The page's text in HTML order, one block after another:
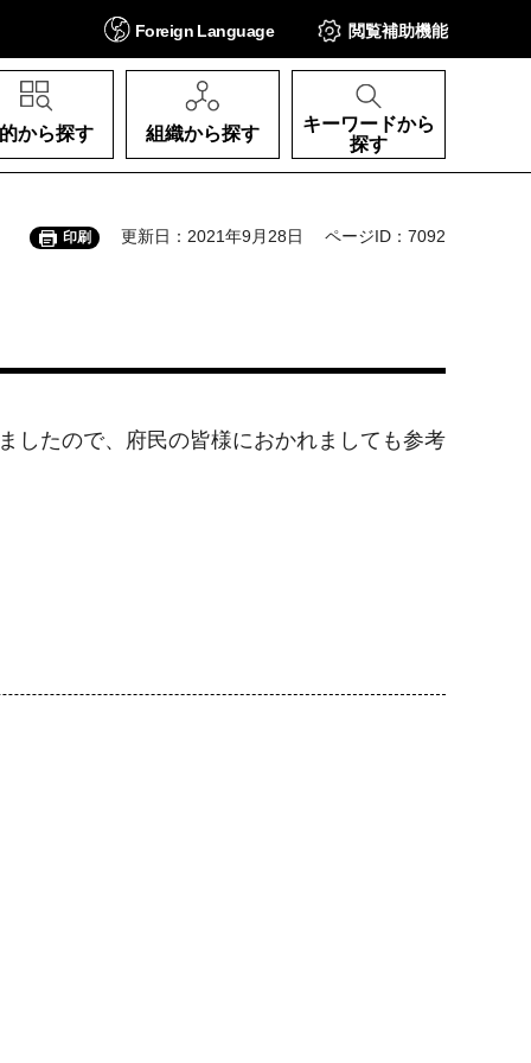
Foreign Language 閲覧補助機能
から探す 組織から探す
キーワードから
探す
印刷 更新日：2021年9月28日 ページID：7092
したので、府民の皆様におかれましても参考